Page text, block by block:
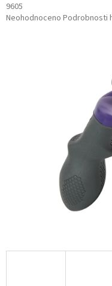
9605
Průměrné
Neohodnoceno Podrobnosti